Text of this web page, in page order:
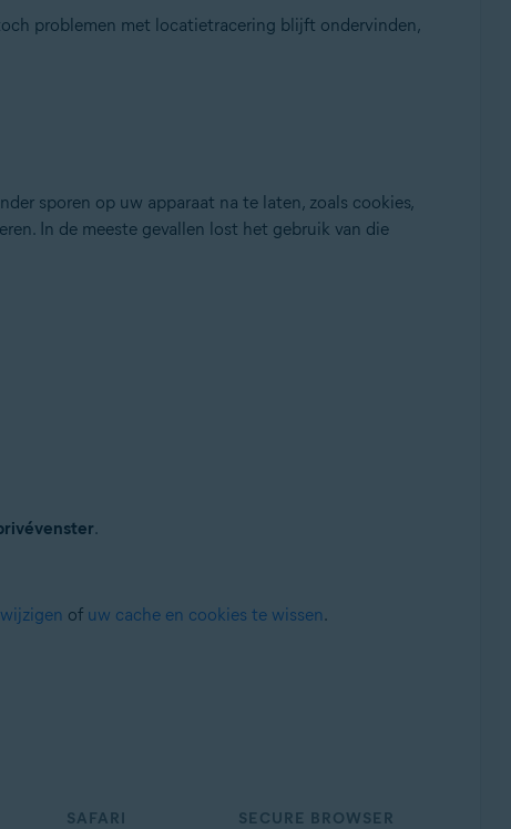
problemen met locatietracering blijft ondervinden,
sporen op uw apparaat na te laten, zoals cookies,
In de meeste gevallen lost het gebruik van die
.
of uw cache en cookies te wissen.
SAFARI SECURE BROWSER